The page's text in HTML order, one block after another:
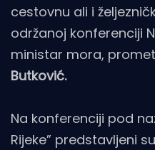
cestovnu ali i
održanoj konferenciji
ministar mora,
Butković.
Na konferenciji pod
Rijeke” predstavljeni